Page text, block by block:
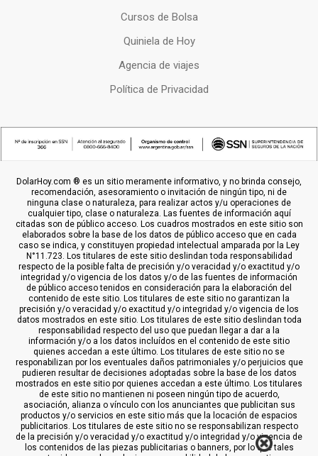
Cursos de Bolsa
Quiniela de Hoy
Agencia de viajes
Política de Privacidad
DolarHoy.com ® es un sitio meramente informativo, y no brinda consejo,
recomendación, asesoramiento o invitación de ningún tipo, ni de
ninguna clase o naturaleza, para realizar actos y/u operaciones de
cualquier tipo, clase o naturaleza. Las fuentes de información aquí
citadas son de público acceso. Los cuadros mostrados en este sitio son
elaborados sobre la base de los datos de público acceso que en cada
caso se indica, y constituyen propiedad intelectual amparada por la Ley
N°11.723. Los titulares de este sitio deslindan toda responsabilidad
respecto de la posible falta de precisión y/o veracidad y/o exactitud y/o
integridad y/o vigencia de los datos y/o de las fuentes de información
de público acceso tenidos en consideración para la elaboración del
contenido de este sitio. Los titulares de este sitio no garantizan la
precisión y/o veracidad y/o exactitud y/o integridad y/o vigencia de los
datos mostrados en este sitio. Los titulares de este sitio deslindan toda
responsabilidad respecto del uso que puedan llegar a dar a la
información y/o a los datos incluídos en el contenido de este sitio
quienes accedan a este último. Los titulares de este sitio no se
responabilizan por los eventuales daños patrimoniales y/o perjuicios que
pudieren resultar de decisiones adoptadas sobre la base de los datos
mostrados en este sitio por quienes accedan a este último. Los titulares
de este sitio no mantienen ni poseen ningún tipo de acuerdo,
asociación, alianza o vínculo con los anunciantes que publicitan sus
productos y/o servicios en este sitio más que la locación de espacios
publicitarios. Los titulares de este sitio no se responsabilizan respecto
de la precisión y/o veracidad y/o exactitud y/o integridad y/o vigencia de
los contenidos de las piezas publicitarias o banners, por lo que tales